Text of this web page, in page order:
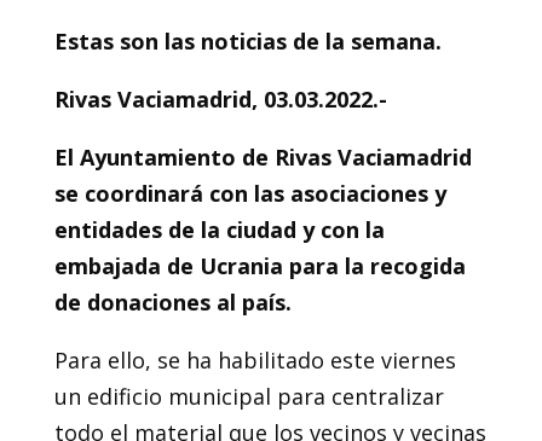
Estas son las noticias de la semana.
Rivas Vaciamadrid, 03.03.2022.-
El Ayuntamiento de Rivas Vaciamadrid
se coordinará con las asociaciones y
entidades de la ciudad y con la
embajada de Ucrania para la recogida
de donaciones al país.
Para ello, se ha habilitado este viernes
un edificio municipal para centralizar
todo el material que los vecinos y vecinas